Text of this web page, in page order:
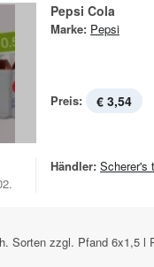
Pepsi Cola
Marke: Pepsi
Preis: € 3,54
Händler: Scherer's
Sorten zzgl. Pfand 6x1,5 l